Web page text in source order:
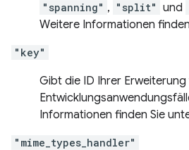
"spanning" , "split" und
Weitere Informationen
"key"
Gibt die ID Ihrer
Informationen finden Sie
"mime_types_handler"